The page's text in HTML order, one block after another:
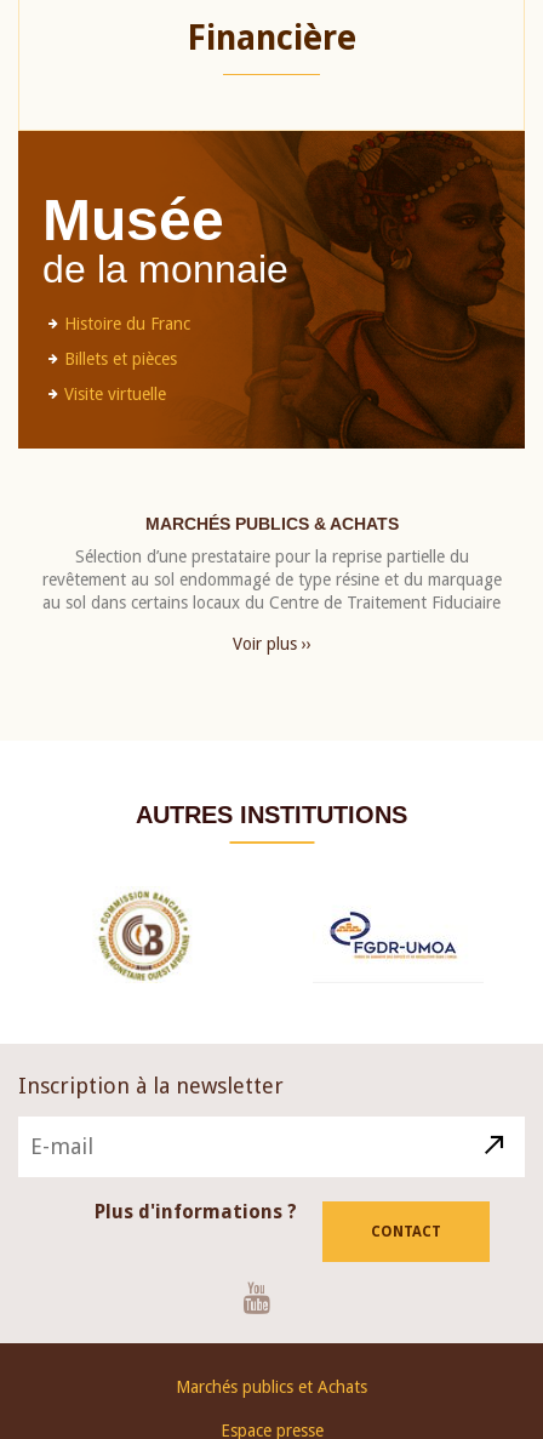
Financière
Musée
de la monnaie
Histoire du Franc
Billets et pièces
Visite virtuelle
MARCHÉS PUBLICS & ACHATS
Sélection d’une prestataire pour la reprise partielle du
revêtement au sol endommagé de type résine et du marquage
au sol dans certains locaux du Centre de Traitement Fiduciaire
Voir plus ››
AUTRES INSTITUTIONS
Inscription à la newsletter
Plus d'informations ?
CONTACT
Marchés publics et Achats
Espace presse